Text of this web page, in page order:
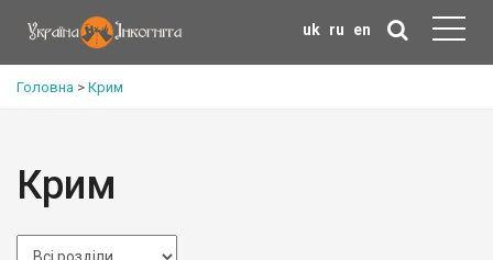
uk ru en
Головна > Крим
Крим